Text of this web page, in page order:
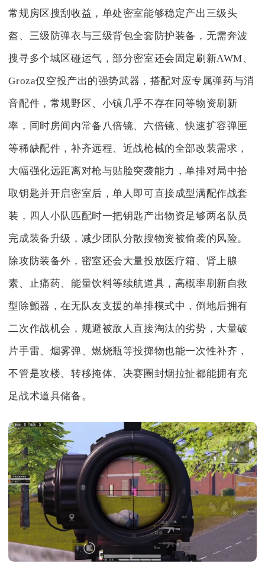
常规房区搜刮收益，单处密室能够稳定产出三级头
盔、三级防弹衣与三级背包全套防护装备，无需奔波
搜寻多个城区碰运气，部分密室还会固定刷新AWM、
Groza仅空投产出的强势武器，搭配对应专属弹药与消
音配件，常规野区、小镇几乎不存在同等物资刷新
率，同时房间内常备八倍镜、六倍镜、快速扩容弹匣
等稀缺配件，补齐远程、近战枪械的全部改装需求，
大幅强化远距离对枪与贴脸突袭能力，单排对局中拾
取钥匙并开启密室后，单人即可直接成型满配作战套
装，四人小队匹配时一把钥匙产出物资足够两名队员
完成装备升级，减少团队分散搜物资被偷袭的风险。
除攻防装备外，密室还会大量投放医疗箱、肾上腺
素、止痛药、能量饮料等续航道具，高概率刷新自救
型除颤器，在无队友支援的单排模式中，倒地后拥有
二次作战机会，规避被敌人直接淘汰的劣势，大量破
片手雷、烟雾弹、燃烧瓶等投掷物也能一次性补齐，
不管是攻楼、转移掩体、决赛圈封烟拉扯都能拥有充
足战术道具储备。